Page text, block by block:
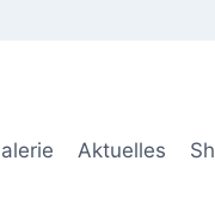
Aktuelles